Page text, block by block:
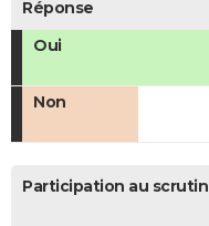
Réponse
Oui
Non
Participation au scrutin